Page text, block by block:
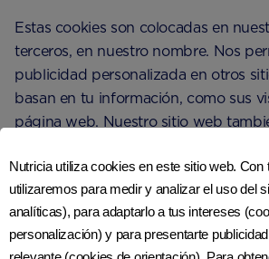
Estas cookies son colocadas en
terceros, en nuestro nombre. Nos
publicidad personalizada en otros
basan en tu información, como sus
página web. Nuestro sitio web
ejemplo: haciendo click en el logo de
compartir un artículo.
No proporcionamos información
Nutricia utiliza cookies en este sitio web. Con
utilizaremos para medir y analizar el uso del
analíticas), para adaptarlo a tus intereses
personalización) y para presentarte